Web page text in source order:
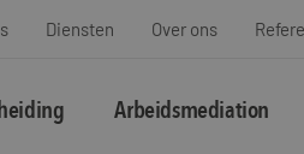
Diensten Over ons
Arbeidsmediation